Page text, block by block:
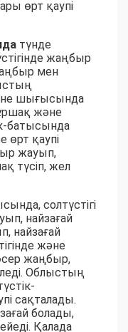
өрт қаупі
түнде
жаңбыр
мен
шығысында
және
батысында
өрт қаупі
жауып,
түсіп, жел
солтүстігі
найзағай
найзағай
және
жаңбыр,
Облыстың
сақталады.
болады,
Қалада